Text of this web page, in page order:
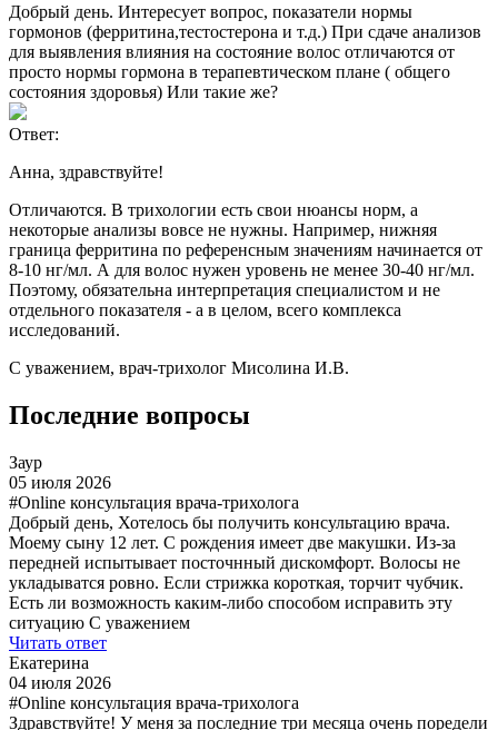
Добрый день. Интересует вопрос, показатели нормы
гормонов (ферритина,тестостерона и т.д.) При сдаче анализов
для выявления влияния на состояние волос отличаются от
просто нормы гормона в терапевтическом плане ( общего
состояния здоровья) Или такие же?
Ответ:
Анна, здравствуйте!
Отличаются. В трихологии есть свои нюансы норм, а
некоторые анализы вовсе не нужны. Например, нижняя
граница ферритина по референсным значениям начинается от
8-10 нг/мл. А для волос нужен уровень не менее 30-40 нг/мл.
Поэтому, обязательна интерпретация специалистом и не
отдельного показателя - а в целом, всего комплекса
исследований.
С уважением, врач-трихолог Мисолина И.В.
Последние вопросы
Заур
05 июля 2026
#Online консультация врача-трихолога
Добрый день, Хотелось бы получить консультацию врача.
Моему сыну 12 лет. С рождения имеет две макушки. Из-за
передней испытывает посточнный дискомфорт. Волосы не
укладыватся ровно. Если стрижка короткая, торчит чубчик.
Есть ли возможность каким-либо способом исправить эту
ситуацию С уважением
Читать ответ
Екатерина
04 июля 2026
#Online консультация врача-трихолога
Здравствуйте! У меня за последние три месяца очень поредели